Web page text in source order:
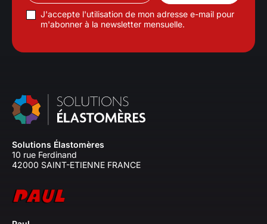
J'accepte l'utilisation de mon adresse e-mail pour
m'abonner à la newsletter mensuelle.
Solutions Élastomères
10 rue Ferdinand
42000 SAINT-ETIENNE FRANCE